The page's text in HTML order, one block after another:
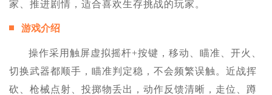
家、推进剧情，适合喜欢生存挑战的玩家。
游戏介绍
操作采用触屏虚拟摇杆+按键，移动、瞄准、开火、
切换武器都顺手，瞄准判定稳，不会频繁误触。近战挥
砍、枪械点射、投掷物丢出，动作反馈清晰，走位、蹲